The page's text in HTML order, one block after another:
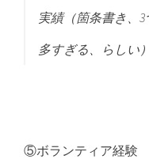
実績（箇条書き、
多すぎる、らしい）
⑤ボランティア経験